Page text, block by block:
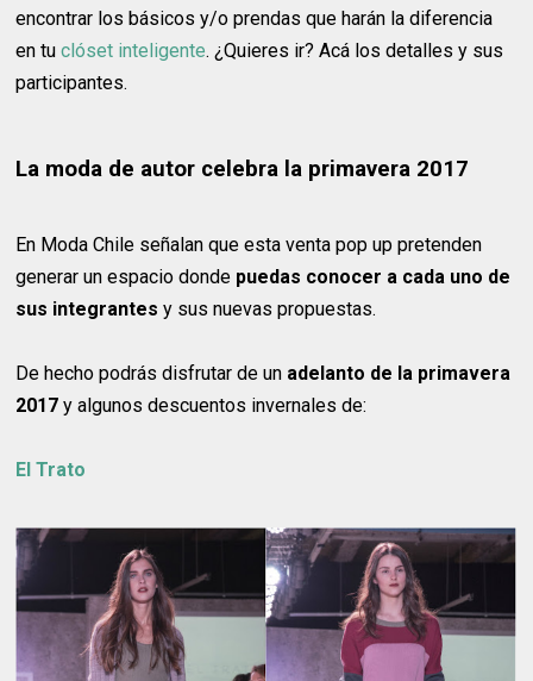
encontrar los básicos y/o prendas que harán la diferencia
en tuclóset inteligente. ¿Quieres ir? Acá los detalles y sus
participantes.
La moda de autor celebra la primavera 2017
En Moda Chile señalan que esta venta pop up pretenden
generar un espacio donde puedas conocer​ a cada uno de
sus integrantes y sus nuevas propuestas.​
De hecho podrás disfrutar de un adelanto de la primavera
2017 y algunos descuentos invernales de:
El Trato